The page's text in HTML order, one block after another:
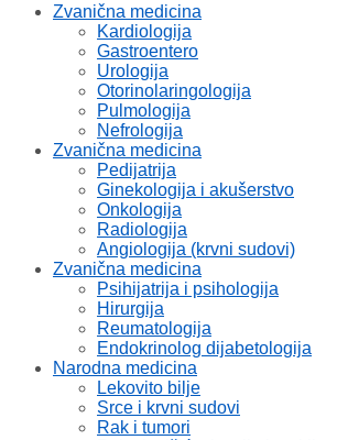
Zvanična medicina
Kardiologija
Gastroentero
Urologija
Otorinolaringologija
Pulmologija
Nefrologija
Zvanična medicina
Pedijatrija
Ginekologija i akušerstvo
Onkologija
Radiologija
Angiologija (krvni sudovi)
Zvanična medicina
Psihijatrija i psihologija
Hirurgija
Reumatologija
Endokrinolog dijabetologija
Narodna medicina
Lekovito bilje
Srce i krvni sudovi
Rak i tumori